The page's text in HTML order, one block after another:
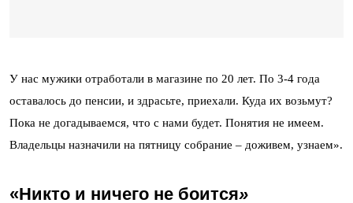
У нас мужики отработали в магазине по 20 лет. По 3-4 года
оставалось до пенсии, и здрасьте, приехали. Куда их возьмут?
Пока не догадываемся, что с нами будет. Понятия не имеем.
Владельцы назначили на пятницу собрание – доживем, узнаем».
«Никто и ничего не боится»